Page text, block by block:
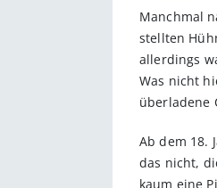
Manchmal
stellten
allerdings
Was nicht
überladene
Ab dem 18.
das nicht,
kaum eine